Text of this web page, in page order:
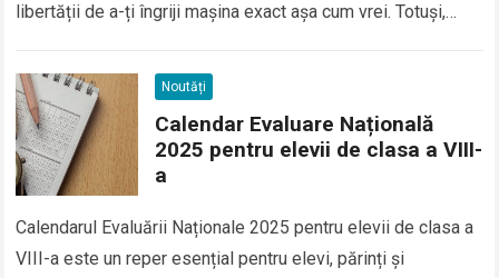
libertății de a-ți îngriji mașina exact așa cum vrei. Totuși,
Noutăți
Calendar Evaluare Națională
2025 pentru elevii de clasa a VIII-
a
Calendarul Evaluării Naționale 2025 pentru elevii de clasa a
VIII-a este un reper esențial pentru elevi, părinți și